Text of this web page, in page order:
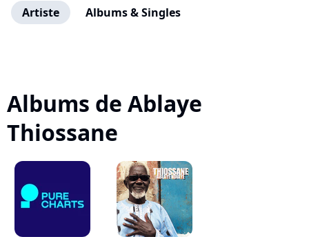
Artiste Albums & Singles
Albums de Ablaye
Thiossane